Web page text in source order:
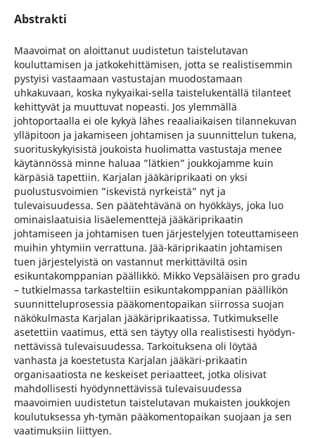
Abstrakti
Maavoimat on aloittanut uudistetun taistelutavan
kouluttamisen ja jatkokehittämisen, jotta se realistisemmin
pystyisi vastaamaan vastustajan muodostamaan
uhkakuvaan, koska nykyaikai-sella taistelukentällä tilanteet
kehittyvät ja muuttuvat nopeasti. Jos ylemmällä
johtoportaalla ei ole kykyä lähes reaaliaikaisen tilannekuvan
ylläpitoon ja jakamiseen johtamisen ja suunnittelun tukena,
suorituskykyisistä joukoista huolimatta vastustaja menee
käytännössä minne haluaa ”lätkien” joukkojamme kuin
kärpäsiä tapettiin. Karjalan jääkäriprikaati on yksi
puolustusvoimien ”iskevistä nyrkeistä” nyt ja
tulevaisuudessa. Sen päätehtävänä on hyökkäys, joka luo
ominaislaatuisia lisäelementtejä jääkäriprikaatin
johtamiseen ja johtamisen tuen järjestelyjen toteuttamiseen
muihin yhtymiin verrattuna. Jää-käriprikaatin johtamisen
tuen järjestelyistä on vastannut merkittäviltä osin
esikuntakomppanian päällikkö. Mikko Vepsäläisen pro gradu
– tutkielmassa tarkasteltiin esikuntakomppanian päällikön
suunnitteluprosessia pääkomentopaikan siirrossa suojan
näkökulmasta Karjalan jääkäriprikaatissa. Tutkimukselle
asetettiin vaatimus, että sen täytyy olla realistisesti hyödyn-
nettävissä tulevaisuudessa. Tarkoituksena oli löytää
vanhasta ja koestetusta Karjalan jääkäri-prikaatin
organisaatiosta ne keskeiset periaatteet, jotka olisivat
mahdollisesti hyödynnettävissä tulevaisuudessa
maavoimien uudistetun taistelutavan mukaisten joukkojen
koulutuksessa yh-tymän pääkomentopaikan suojaan ja sen
vaatimuksiin liittyen.